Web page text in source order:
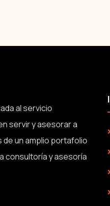
al servicio
servir y asesorar a
un amplio portafolio
consultoría y asesoría